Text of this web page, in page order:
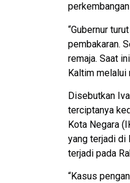
“Gubernur
pembakaran.
remaja. Saat
Kaltim melalui
Disebutkan
terciptanya
Kota Negara
yang terjadi di
terjadi pada
“Kasus